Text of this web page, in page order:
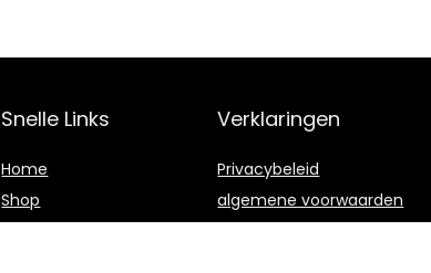
Snelle Links
Home
Shop
Verklaringen
Privacybeleid
algemene voorwaarden